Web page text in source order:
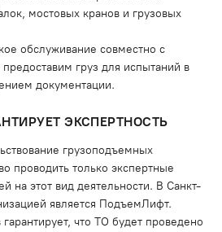
мостовых кранов и грузовых
обслуживание совместно с
груз для испытаний в
документации.
ЭКСПЕРТНОСТЬ
грузоподъемных
проводить только экспертные
на этот вид деятельности. В Санкт-
является ПодъемЛифт.
что ТО будет проведено